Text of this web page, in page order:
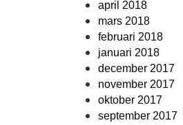
april 2018
mars 2018
februari 2018
januari 2018
december 2017
november 2017
oktober 2017
september 2017